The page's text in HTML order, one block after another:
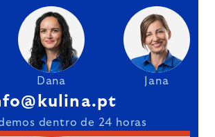
Dana Jana
dentro de 24 horas